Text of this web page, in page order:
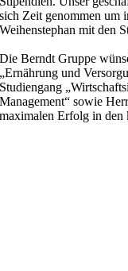
sich Zeit genommen um
Weihenstephan mit den
Die Berndt Gruppe
„Ernährung und
Studiengang
Management“ sowie
maximalen Erfolg in den